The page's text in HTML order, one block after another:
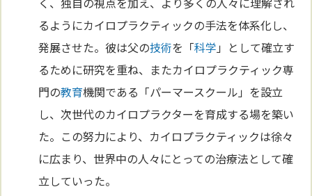
るようにカイロプラクティックの手法を体系化し、
発展させた。彼は父の技術を「科学 」として確立す
るために研究を重ね、またカイロプラクティック専
門の教育機関である「パーマースクール」を設立
し、次世代のカイロプラクターを育成する場を築い
た。この努力により、カイロプラクティックは徐々
に広まり、世界中の人々にとっての治療法として確
立していった。